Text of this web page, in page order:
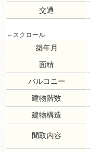
交通
築年月
面積
バルコニー
建物階数
建物構造
間取内容